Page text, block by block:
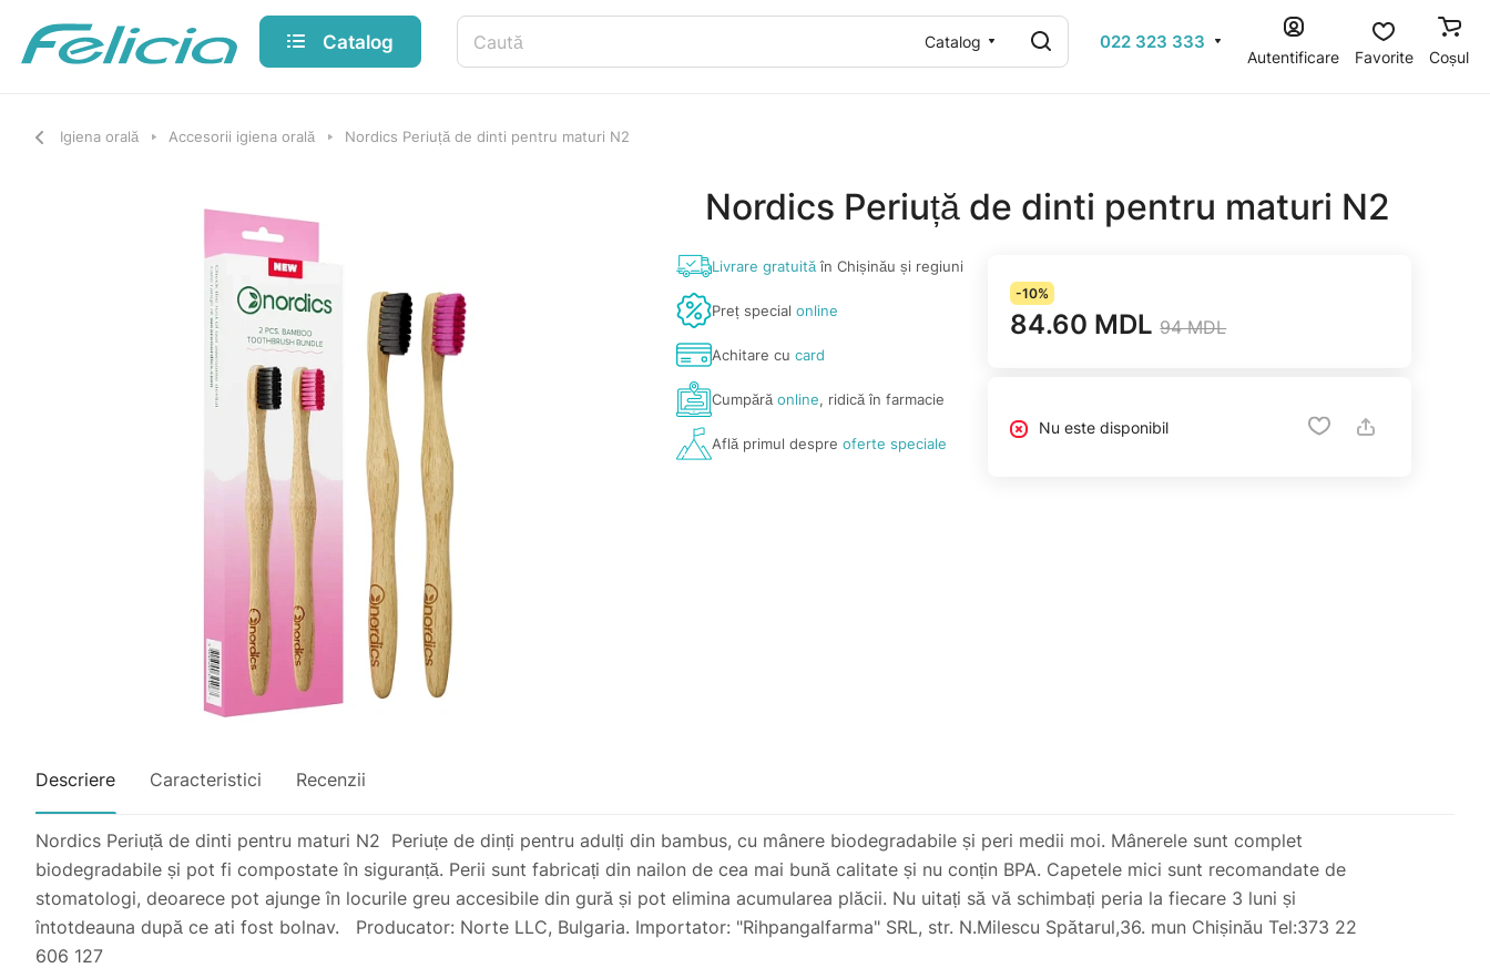
Catalog Catalog 022 323 333
Autentificare Favorite Coșul
Igiena orală Accesorii igiena orală Nordics Periuță de dinti pentru maturi N2
Nordics Periuță de dinti pentru maturi N2
Livrare gratuităîn Chișinău și regiuni
Preț specialonline
Achitare cucard
Cumpărăonline, ridică în farmacie
Află primul despreoferte speciale
-10%
84.60 MDL 94 MDL
Nu este disponibil
Descriere Caracteristici Recenzii
Nordics Periuță de dinti pentru maturi N2 Periuțe de dinți pentru adulți din bambus, cu mânere biodegradabile și peri medii moi. Mânerele sunt complet
biodegradabile și pot fi compostate în siguranță. Perii sunt fabricați din nailon de cea mai bună calitate și nu conțin BPA. Capetele mici sunt recomandate de
stomatologi, deoarece pot ajunge în locurile greu accesibile din gură și pot elimina acumularea plăcii. Nu uitați să vă schimbați peria la fiecare 3 luni și
întotdeauna după ce ati fost bolnav. Producator: Norte LLC, Bulgaria. Importator: "Rihpangalfarma" SRL, str. N.Milescu Spătarul,36. mun Chișinău Tel:373 22
606 127